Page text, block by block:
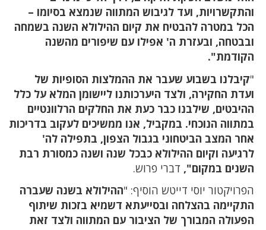
והתקשרויות, ועד לגיבוש המתווה שנמצא בסיומו –
הכל במטרה להבטיח את קיום ההילולא השנה בשמחה
ובבטחה, ובעזרת ה' אפילו עם שיפורים מהשנה
הקודמת".
"קיבלנו בשבוע שעבר את ההמלצות הסופיות של
ועדת החקירה, ולצד היערכותנו ליישומן המלא על כלל
ההיבטים, שילבנו כבר כעת את החלקים הרלוונטיים
במתווה הנוכחי. במקביל, אנו ממשיכים לעקוב בדריכות
אחר המצב הביטחוני בגבול הצפון, בתפילה לה'
לרגיעה וקיום ההילולא כבכל שנה ושנה כמסורת רבת
השנים במקום", דברי פרוש.
הפרויקטור יוסי דייטש הוסיף: "ההילולא בשנה שעברה
התקיימה בהצלחה ובסייעתא דשמיא בזכות שיתוף
הפעולה המבורך של הציבור עם המתווה ולצד זאת